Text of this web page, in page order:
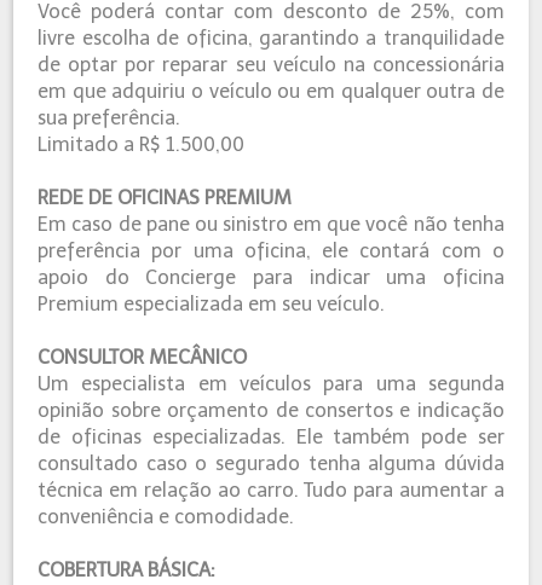
Você poderá contar com desconto de 25%, com
livre escolha de oficina, garantindo a tranquilidade
de optar por reparar seu veículo na concessionária
em que adquiriu o veículo ou em qualquer outra de
sua preferência.
Limitado a R$ 1.500,00
REDE DE OFICINAS PREMIUM
Em caso de pane ou sinistro em que você não tenha
preferência por uma oficina, ele contará com o
apoio do Concierge para indicar uma oficina
Premium especializada em seu veículo.
CONSULTOR MECÂNICO
Um especialista em veículos para uma segunda
opinião sobre orçamento de consertos e indicação
de oficinas especializadas. Ele também pode ser
consultado caso o segurado tenha alguma dúvida
técnica em relação ao carro. Tudo para aumentar a
conveniência e comodidade.
COBERTURA BÁSICA: